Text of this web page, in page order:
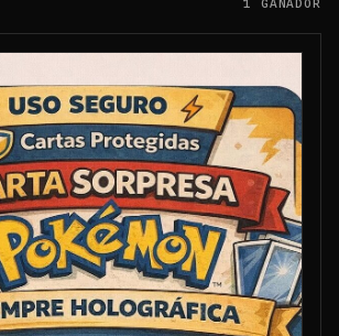
1 GANADOR